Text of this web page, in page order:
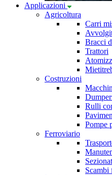
Applicazioni
Agricoltura
Carri
Bracci
Trattori
Costruzioni
Rulli
Pompe
Ferroviario
Scambi